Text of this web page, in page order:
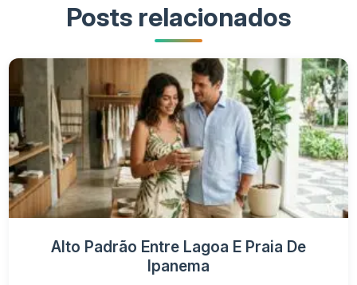
Posts relacionados
Alto Padrão Entre Lagoa E Praia De
Ipanema